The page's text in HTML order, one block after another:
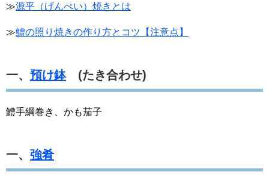
≫源平（げんぺい）焼きとは
≫鱧の照り焼きの作り方とコツ【注意点】
一、 預け鉢(たき合わせ)
鱧手綱巻き、かも茄子
一、 強肴